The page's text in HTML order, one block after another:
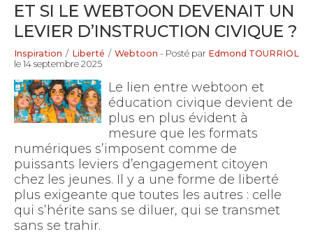
ET SI LE WEBTOON DEVENAIT UN
LEVIER D’INSTRUCTION CIVIQUE ?
Inspiration / Liberté / Webtoon - Posté par Edmond TOURRIOL
le 14 septembre 2025
Le lien entre webtoon et
éducation civique devient de
plus en plus évident à
mesure que les formats
numériques s’imposent comme de
puissants leviers d’engagement citoyen
chez les jeunes. Il y a une forme de liberté
plus exigeante que toutes les autres : celle
qui s’hérite sans se diluer, qui se transmet
sans se trahir.